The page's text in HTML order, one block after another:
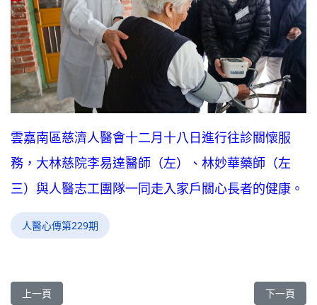
雲嘉南區慈濟人醫會十二月十八日進行往診關懷服
務，大林慈院李易達醫師（左）、林妙華藥師（左
三）與人醫志工團隊一同走入家戶關心長者的健康。
人醫心傳第229期
上一篇文章: 臺灣 臺中-人醫悲心善念 寒夜出隊關懷街友《人醫心
上一頁 下一篇文
下一頁